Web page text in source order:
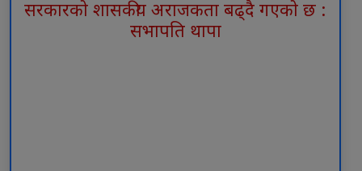
सरकारको शासकीय अराजकता बढ्दै गएको छ :
सभापति थापा